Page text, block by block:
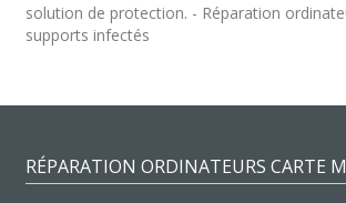
solution de protection. - Réparation
supports infectés
RÉPARATION ORDINATEURS CARTE